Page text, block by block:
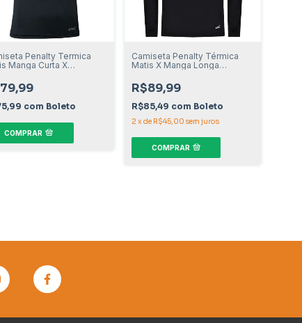
Penalty Termica
Manga Curta X
com Boleto
COMPRAR
Camiseta Penalty Térmica
Matis X Manga Longa
R$89,99
R$85,49 com Boleto
2 x de R$45,00 sem juros
COMPRAR